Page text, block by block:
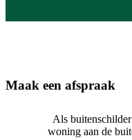
Maak een afspraak
Als
woning aan de